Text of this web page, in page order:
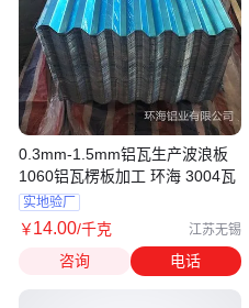
0.3mm-1.5mm铝瓦生产波浪板
1060铝瓦楞板加工 环海 3004瓦
实地验厂
￥14.00/千克 江苏无锡
咨询 电话